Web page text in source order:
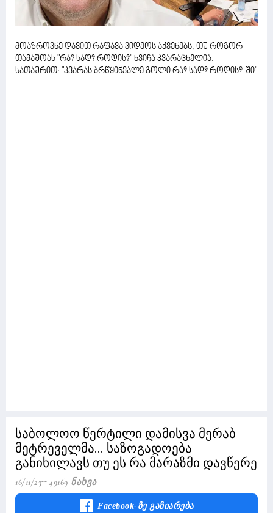
მოაზროვნე დავით რაფავა ვიდეოს აქვენებს, თუ როგორ
თამაშობს "რა? სად? როდის?" ხვიჩა კვარაცხელია.
სათაურით: "კვარას ბრწყინვალე გოლი რა? სად? როდის?-ში"
საბოლოო წერტილი დამისვა მერაბ
მეტრეველმა... საზოგადოება
განიხილავს თუ ეს რა მარაზმი დავწერე
16/11/23 49169 Ნახვა
Facebook-Ზე Გაზიარება